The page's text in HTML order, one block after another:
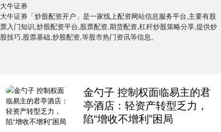
大牛证券
大牛证券「炒股配资开户」是一家线上配资网站信息服务平台,主要有股
票入门知识,炒股配资平台,股票配资,期货配资,杠杆炒股策略分享,提供炒
股技巧,股票基础,炒股配资,等股市热门资讯等信息。
金勺子 控制权面临易主的君
亭酒店：轻资产转型乏力，
陷“增收不增利”困局